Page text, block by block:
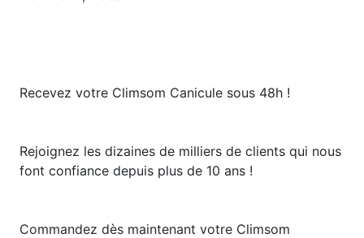
Recevez votre Climsom Canicule sous 48h !
Rejoignez les dizaines de milliers de clients qui nous
font confiance depuis plus de 10 ans !
Commandez dès maintenant votre Climsom